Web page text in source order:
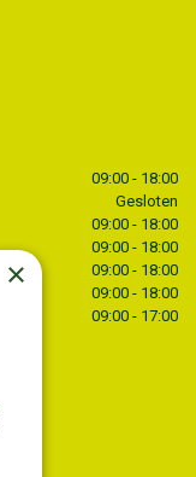
09:00 - 18:00
Gesloten
09:00 - 18:00
09:00 - 18:00
09:00 - 18:00
09:00 - 18:00
09:00 - 17:00
×